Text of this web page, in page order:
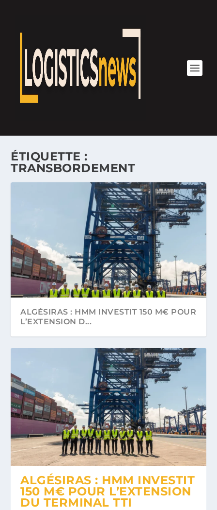
ÉTIQUETTE :
TRANSBORDEMENT
ALGÉSIRAS : HMM INVESTIT 150 M€ POUR
L’EXTENSION D...
ALGÉSIRAS : HMM INVESTIT
150 M€ POUR L’EXTENSION
DU TERMINAL TTI